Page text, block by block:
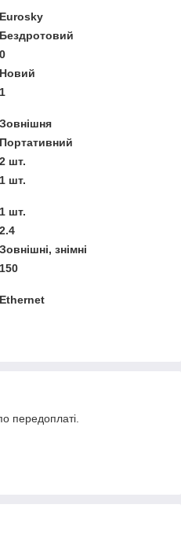
Eurosky
Бездротовий
0
Новий
1
Зовнішня
Портативний
2 шт.
1 шт.
1 шт.
2.4
Зовнішні, знімні
150
Ethernet
передоплаті.